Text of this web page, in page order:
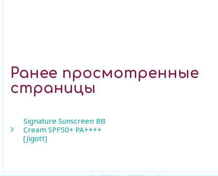
Ранее просмотренные
страницы
Signature Sunscreen BB
Cream SPF50+ PA++++
[Jigott]